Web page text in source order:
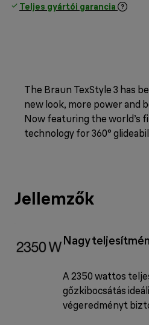
Teljes gyártói garancia
The Braun TexStyle 3 has
new look, more power and
Now featuring the world’s
technology for 360°
Jellemzők
Nagy
A 2350 wattos
gőzkibocsátás
végeredményt